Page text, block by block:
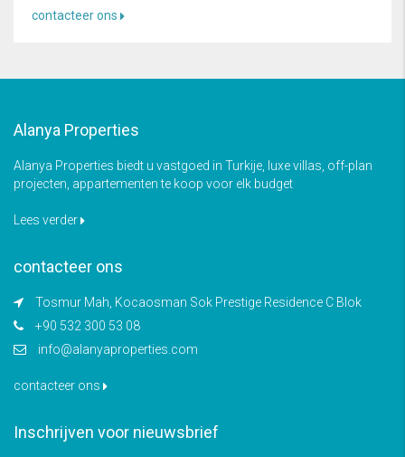
contacteer ons
Alanya Properties
Alanya Properties biedt u vastgoed in Turkije, luxe villas, off-plan
projecten, appartementen te koop voor elk budget
Lees verder
contacteer ons
Tosmur Mah, Kocaosman Sok Prestige Residence C Blok
+90 532 300 53 08
info@alanyaproperties.com
contacteer ons
Inschrijven voor nieuwsbrief